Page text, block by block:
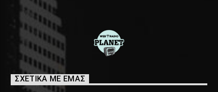
ΣΧΕΤΙΚΑ ΜΕ ΕΜΑΣ